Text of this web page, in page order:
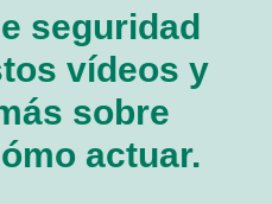
seguridad
vídeos y
sobre
actuar.